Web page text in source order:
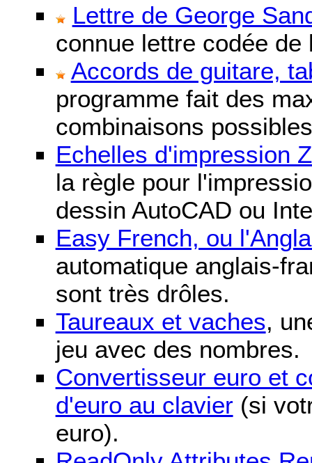
Lettre de George
connue lettre codée
Accords de guitare,
programme fait des
combinaisons
Echelles d'impression
la règle pour
dessin AutoCAD ou
Easy French, ou
automatique anglais-
sont très drôles.
Taureaux et vaches,
jeu avec des nombres.
Convertisseur euro et
d'euro au clavier (si
euro).